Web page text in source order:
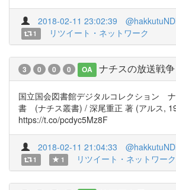
2018-02-11 23:02:39
1 リツイート・ネットワーク
3 0 0 0 OA ナチスの放送戦争
国立国会図書館デジタルコレクション
書 (ナチス叢書) / 深尾重正 著 (アルス,
https://t.co/pcdyc5Mz8F
2018-02-11 21:04:33
1 1 リツイート・ネットワーク